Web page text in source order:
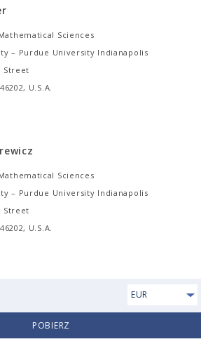
Sciences
– Purdue University Indianapolis
Street
U.S.A.
Sciences
– Purdue University Indianapolis
Street
U.S.A.
EUR
POBIERZ